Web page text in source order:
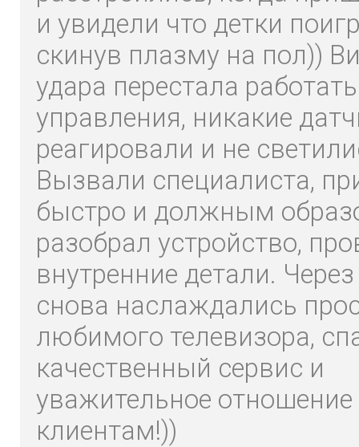
и увидели что детки
скинув плазму на пол))
удара перестала
управления, никакие
реагировали и не
Вызвали специалиста,
быстро и должным
разобрал устройство,
внутренние детали.
снова наслаждались
любимого телевизора,
качественный сервис и
уважительное отношение
клиентам!))